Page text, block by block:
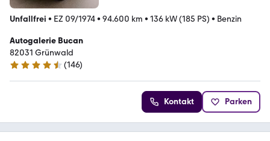
Unfallfrei • EZ 09/1974• 94.600 km • 136 kW (185 PS) • Benzin
Autogalerie Bucan
82031 Grünwald
4.7 Sterne
(146)
Kontakt Parken